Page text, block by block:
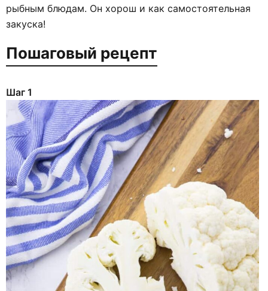
рыбным блюдам. Он хорош и как самостоятельная
закуска!
Пошаговый рецепт
Шаг 1